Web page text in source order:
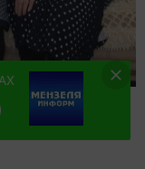
семье.